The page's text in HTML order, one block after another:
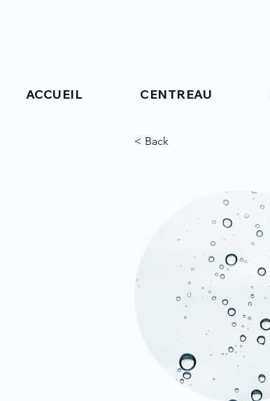
ACCUEIL CENTREAU
< Back